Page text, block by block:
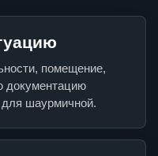
помещение,
документацию
для шаурмичной.